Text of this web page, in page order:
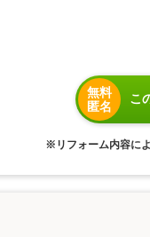
無料
匿名
こ
※リフォーム内容に